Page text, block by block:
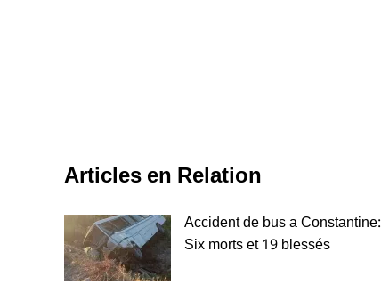
Articles en Relation
Accident de bus a Constantine:
Six morts et 19 blessés